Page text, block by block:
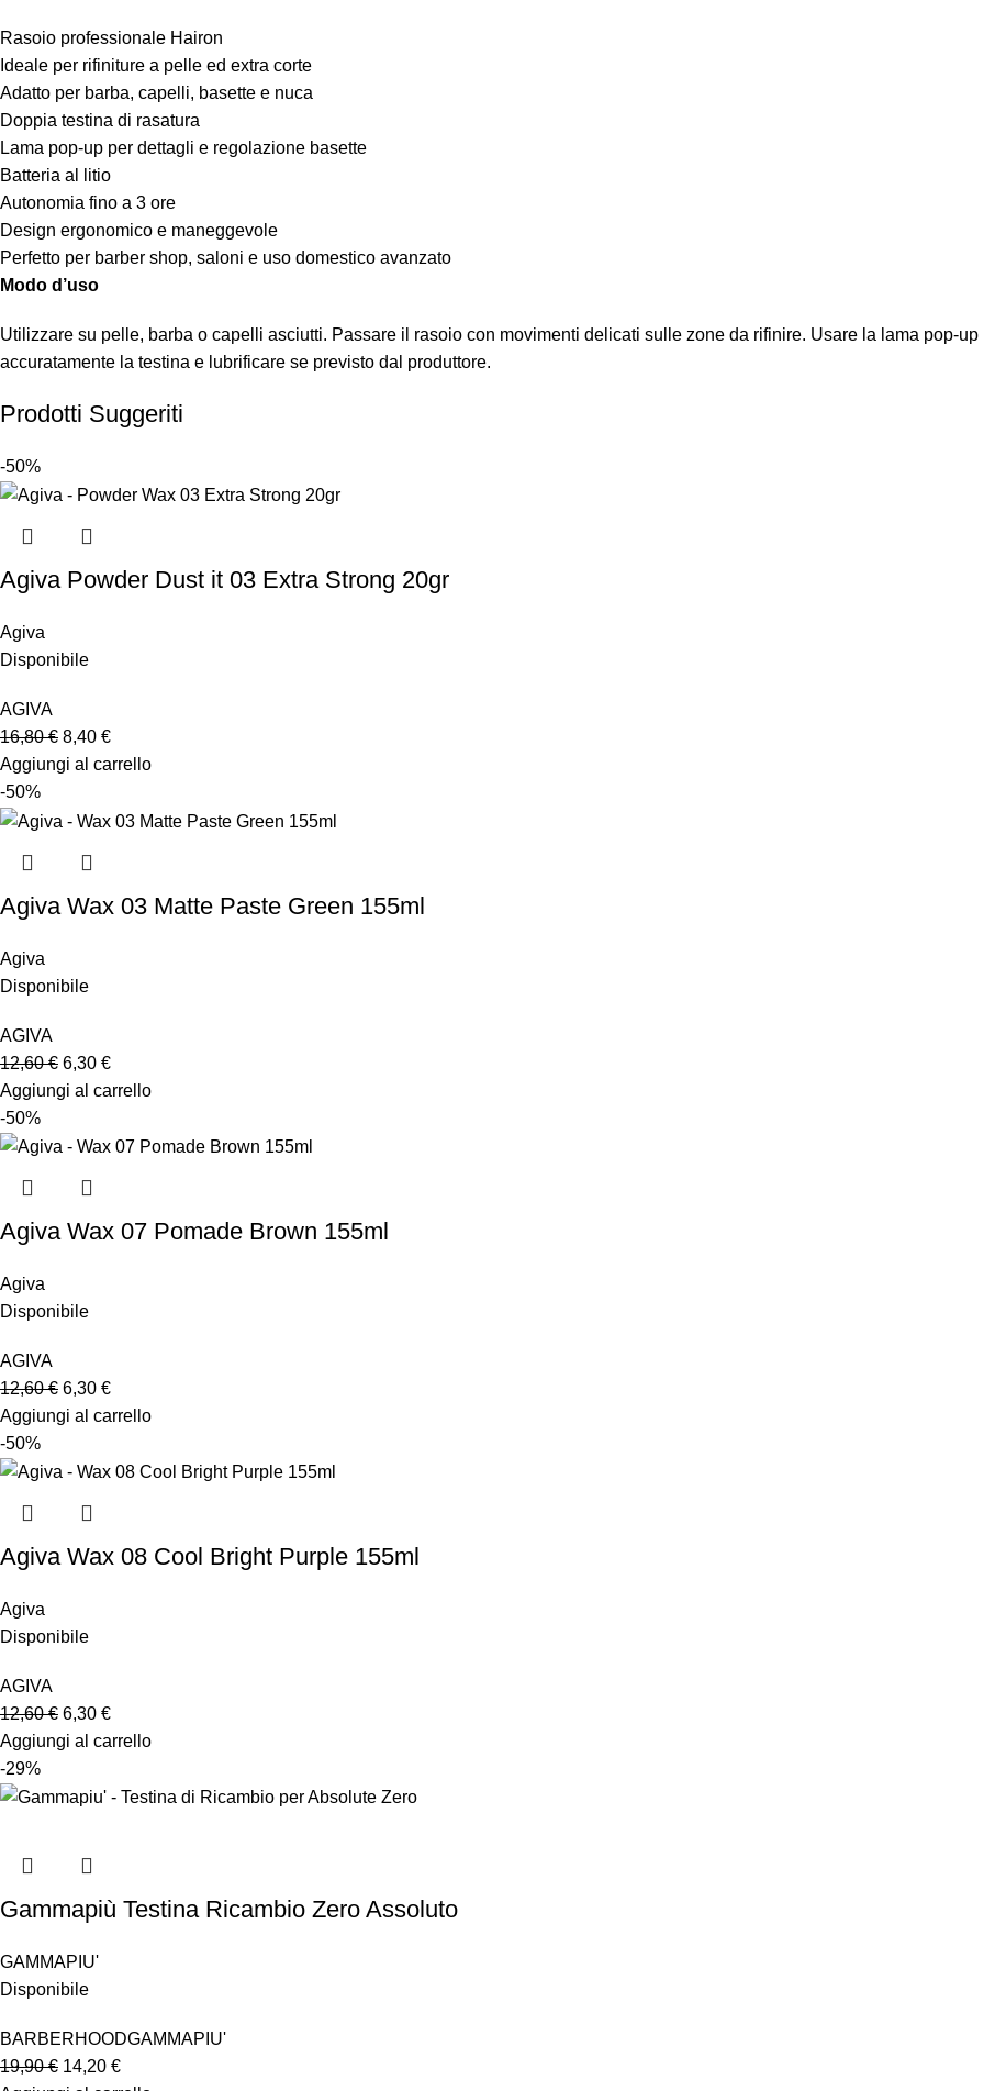
Rasoio professionale Hairon
Ideale per rifiniture a pelle ed extra corte
Adatto per barba, capelli, basette e nuca
Doppia testina di rasatura
Lama pop-up per dettagli e regolazione basette
Batteria al litio
Autonomia fino a 3 ore
Design ergonomico e maneggevole
Perfetto per barber shop, saloni e uso domestico avanzato
Modo d’uso
Utilizzare su pelle, barba o capelli asciutti. Passare il rasoio con movimenti delicati sulle zone da rifinire. Usare la lama pop-
accuratamente la testina e lubrificare se previsto dal produttore.
Prodotti Suggeriti
-50%
Agiva Powder Dust it 03 Extra Strong 20gr
Agiva
Disponibile
AGIVA
16,80€ 8,40 €
Aggiungi al carrello
-50%
Agiva Wax 03 Matte Paste Green 155ml
Agiva
Disponibile
AGIVA
12,60€ 6,30 €
Aggiungi al carrello
-50%
Agiva Wax 07 Pomade Brown 155ml
Agiva
Disponibile
AGIVA
12,60€ 6,30 €
Aggiungi al carrello
-50%
Agiva Wax 08 Cool Bright Purple 155ml
Agiva
Disponibile
AGIVA
12,60€ 6,30 €
Aggiungi al carrello
-29%
Gammapiù Testina Ricambio Zero Assoluto
GAMMAPIU'
Disponibile
BARBERHOODGAMMAPIU'
19,90€ 14,20 €